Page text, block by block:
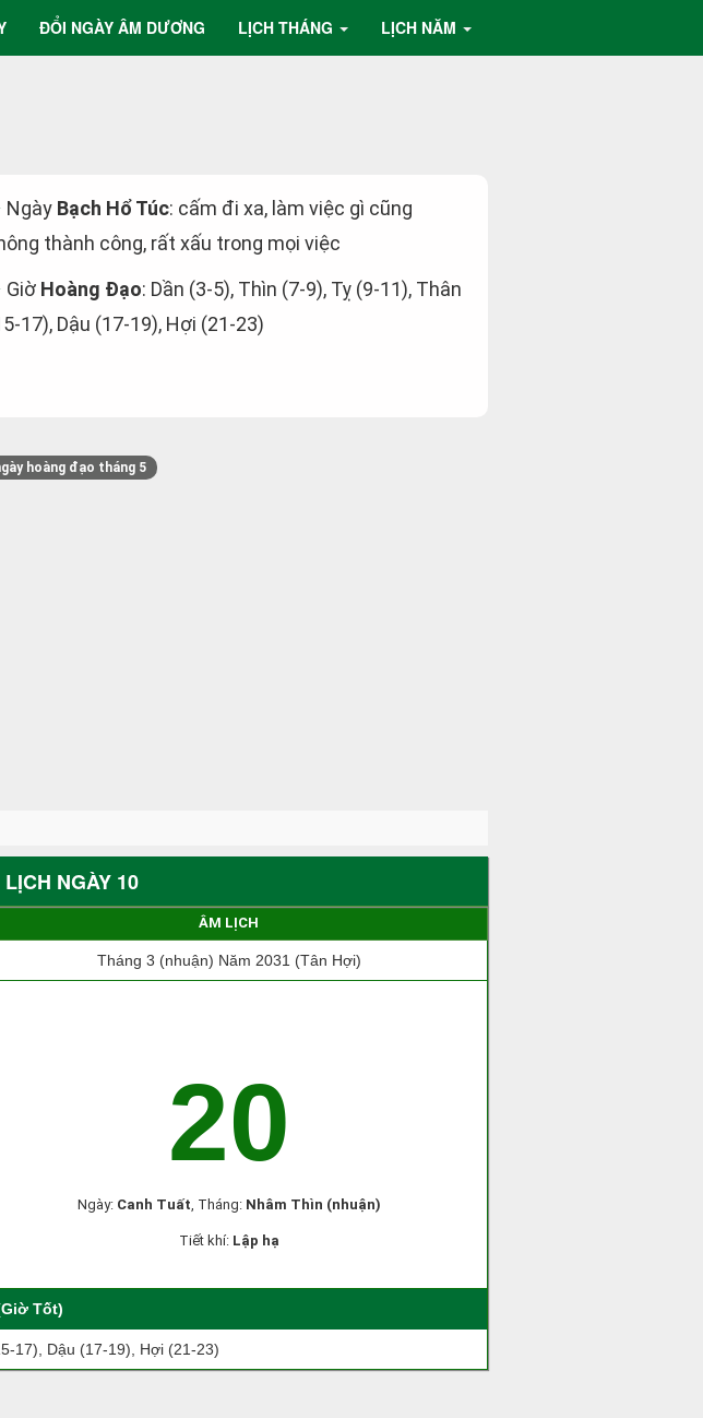
ĐỔI NGÀY ÂM DƯƠNG LỊCH THÁNG LỊCH NĂM
Ngày Bạch Hổ Túc: cấm đi xa, làm việc gì cũng
thành công, rất xấu trong mọi việc
Giờ Hoàng Đạo: Dần (3-5), Thìn (7-9), Tỵ (9-11), Thân
17), Dậu (17-19), Hợi (21-23)
hoàng đạo tháng 5
NGÀY 10
ÂM LỊCH
Tháng 3 (nhuận) Năm 2031 (Tân Hợi)
20
Ngày: Canh Tuất, Tháng: Nhâm Thìn (nhuận)
Tiết khí: Lập hạ
Tốt)
17), Dậu (17-19), Hợi (21-23)